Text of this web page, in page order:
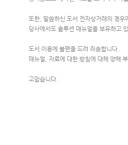
또한, 말씀하신 도서 전자상거래의 경우
당사에서도 솔루션 매뉴얼을 보유하고
도서 이용에 불편을 드려 죄송합니다.
매뉴얼, 자료에 대한 방침에 대해 양해
고맙습니다.